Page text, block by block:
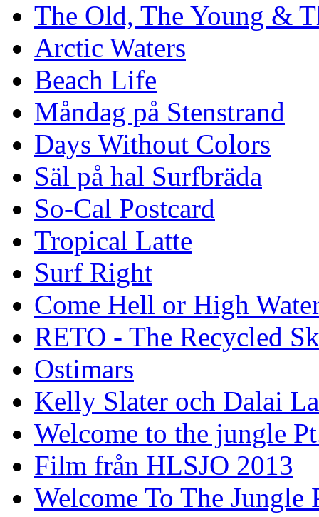
The Old, The Young &
Arctic Waters
Beach Life
Måndag på Stenstrand
Days Without Colors
Säl på hal Surfbräda
So-Cal Postcard
Tropical Latte
Surf Right
Come Hell or High
RETO - The Recycled
Ostimars
Kelly Slater och Dalai
Welcome to the jungle
Film från HLSJO 2013
Welcome To The Jungle